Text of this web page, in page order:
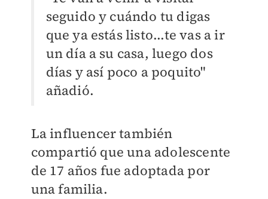
seguido y cuándo tu digas
que ya estás listo...te vas a ir
un día a su casa, luego dos
días y así poco a poquito"
añadió.
La influencer también
compartió que una adolescente
de 17 años fue adoptada por
una familia.